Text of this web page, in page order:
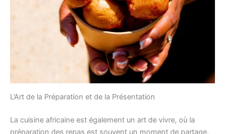
L’Art de la Préparation et de la Présentation
La cuisine africaine est également un art de vivre, où la
préparation des repas est souvent un moment de partage,